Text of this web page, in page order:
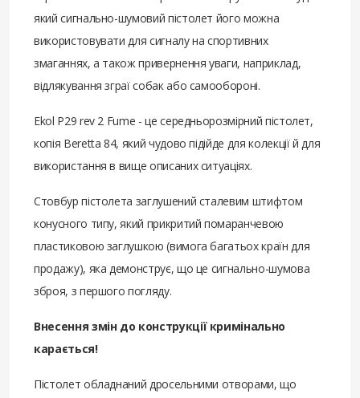
який сигнально-шумовий пістолет його можна
використовувати для сигналу на спортивних
змаганнях, а також привернення уваги, наприклад,
відлякування зграї собак або самообороні.
Ekol P29 rev 2 Fume - це середньорозмірний пістолет,
копія Beretta 84, який чудово підійде для колекції й для
використання в вище описаних ситуаціях.
Стовбур пістолета заглушений сталевим штифтом
конусного типу, який прикритий помаранчевою
пластиковою заглушкою (вимога багатьох країн для
продажу), яка демонструє, що це сигнально-шумова
зброя, з першого погляду.
Внесення змін до конструкції кримінально
карається!
Пістолет обладнаний дросельними отворами, що